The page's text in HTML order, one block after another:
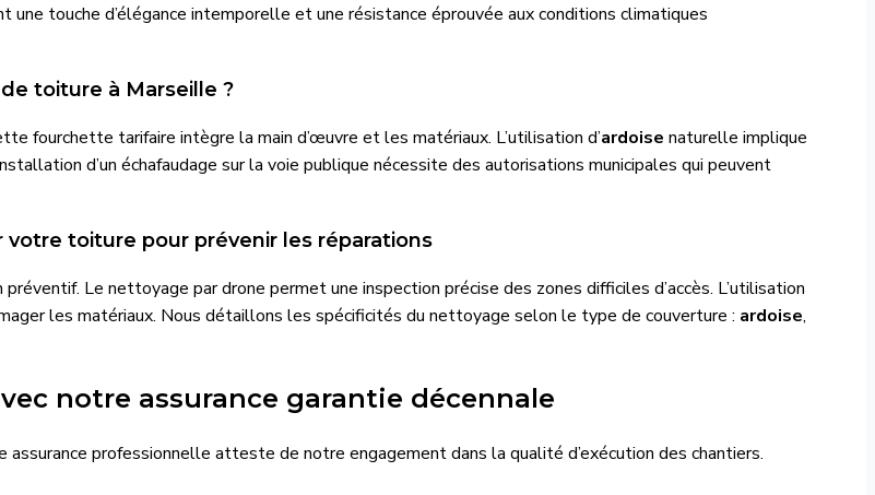
touche d’élégance intemporelle et une résistance éprouvée aux conditions climatiques
toiture à Marseille ?
fourchette tarifaire intègre la main d’œuvre et les matériaux. L’utilisation d’ardoise naturelle implique
d’un échafaudage sur la voie publique nécessite des autorisations municipales qui peuvent
toiture pour prévenir les réparations
préventif. Le nettoyage par drone permet une inspection précise des zones difficiles d’accès. L’utilisation
les matériaux. Nous détaillons les spécificités du nettoyage selon le type de couverture : ardoise,
notre assurance garantie décennale
professionnelle atteste de notre engagement dans la qualité d’exécution des chantiers.